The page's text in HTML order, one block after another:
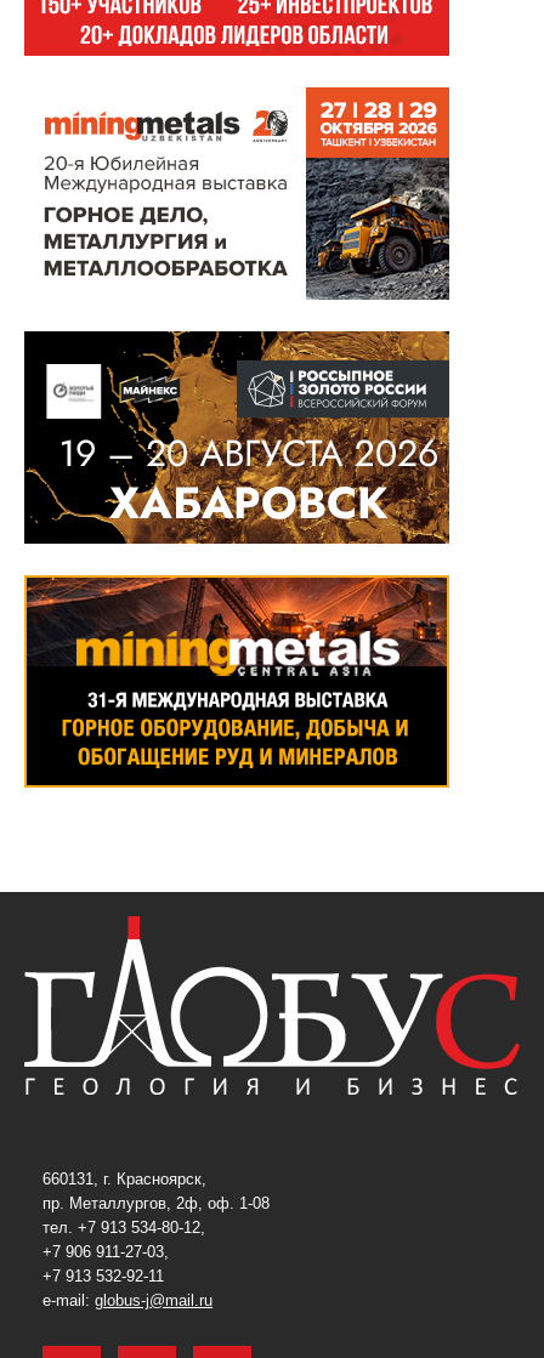
660131, г. Красноярск,
пр. Металлургов, 2ф, оф. 1-08
тел. +7 913 534-80-12,
+7 906 911-27-03,
+7 913 532-92-11
e-mail: globus-j@mail.ru